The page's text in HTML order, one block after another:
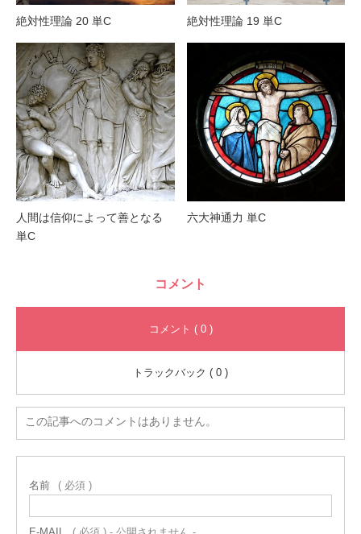
絶対性理論 20 単C 絶対性理論 19 単C
人間は信仰によって善となる
単C
六大神通力 単C
コメント
コメント ( 0 )
トラックバック ( 0 )
この記事へのコメントはありません。
名前 ( 必須 )